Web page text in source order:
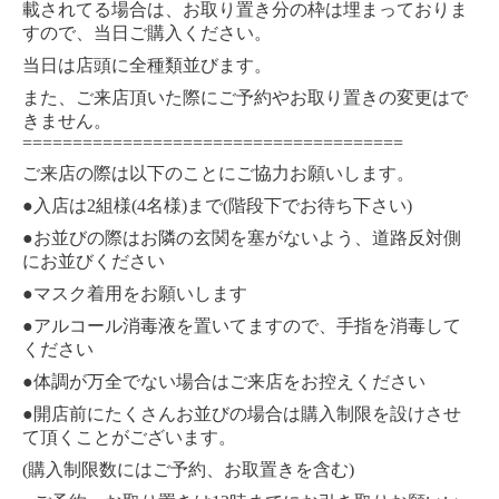
載されてる場合は、お取り置き分の枠は埋まっておりま
すので、当日ご購入ください。
当日は店頭に全種類並びます。
また、ご来店頂いた際にご予約やお取り置きの変更はで
きません。
======================================
ご来店の際は以下のことにご協力お願いします。
●入店は2組様(4名様)まで(階段下でお待ち下さい)
●お並びの際はお隣の玄関を塞がないよう、道路反対側
にお並びください
●マスク着用をお願いします
●アルコール消毒液を置いてますので、手指を消毒して
ください
●体調が万全でない場合はご来店をお控えください
●開店前にたくさんお並びの場合は購入制限を設けさせ
て頂くことがございます。
(購入制限数にはご予約、お取置きを含む)